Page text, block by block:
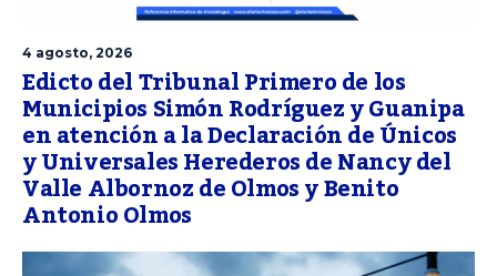
4 agosto, 2026
Edicto del Tribunal Primero de los
Municipios Simón Rodríguez y Guanipa
en atención a la Declaración de Únicos
y Universales Herederos de Nancy del
Valle Albornoz de Olmos y Benito
Antonio Olmos